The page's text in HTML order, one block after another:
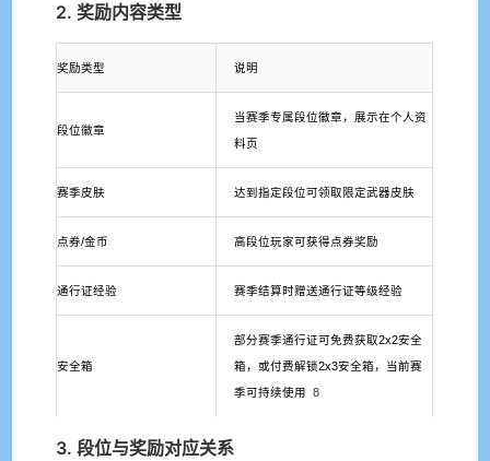
2. 奖励内容类型
奖励类型 说明
段位徽章
当赛季专属段位徽章，展示在个人资
料页
赛季皮肤 达到指定段位可领取限定武器皮肤
点券/金币 高段位玩家可获得点券奖励
通行证经验 赛季结算时赠送通行证等级经验
安全箱
部分赛季通行证可免费获取2x2安全
箱，或付费解锁2x3安全箱，当前赛
季可持续使用
8
3. 段位与奖励对应关系